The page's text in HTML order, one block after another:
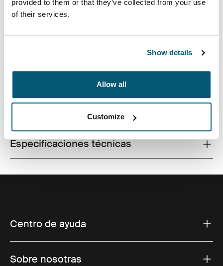
provided to them or that they’ve collected from your use
of their services.
Show details
Allow all
Customize
El diseño contemporáneo y las características
Toggle features
Todas las características
Toggle techspec
Especificaciones técnicas
Centro de ayuda
Sobre nosotras